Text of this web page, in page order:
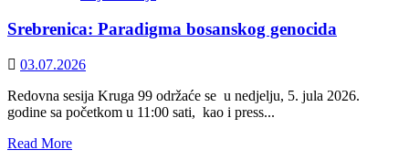
na
hegemonijske
i
odbrana
dostojanstva
Srebrenica: Paradigma bosanskog genocida
03.07.2026
Redovna sesija Kruga 99 održaće se u nedjelju, 5. jula 2026.
godine sa početkom u 11:00 sati, kao i press...
Read MoreRead